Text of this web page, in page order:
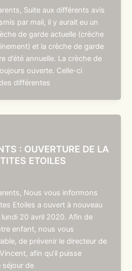
Suite aux différents avis
par mail, il y aurait eu un
de garde actuelle (crèche
et la crèche de garde
d’été annuelle. La crèche de
ouverte. Celle-ci
différentes
: OUVERTURE DE LA
ETOILES
Nous vous informons
Etoiles a ouvert à nouveau
20 avril 2020. Afin de
enfant, nous vous
de prévenir le directeur de
afin qu’il puisse
séjour de